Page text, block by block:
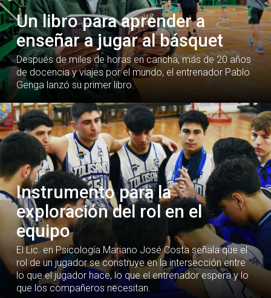
Un libro para aprender a
enseñar a jugar al básquet
Después de miles de horas en cancha, más de 20 años
de docencia y viajes por el mundo, el entrenador Pablo
Genga lanzó su primer libro.
Instrumento para la
exploración del rol en el
equipo
El Lic. en Psicología Mariano José Costa señala que el
rol de un jugador se construye en la intersección entre
lo que el jugador hace, lo que el entrenador espera y lo
que los compañeros necesitan.